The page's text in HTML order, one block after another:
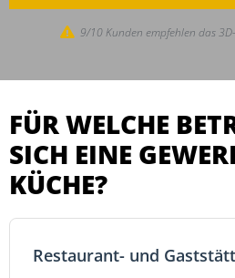
9/10 Kunden empfehlen das
FÜR WELCHE
SICH EINE
KÜCHE?
Restaurant- und